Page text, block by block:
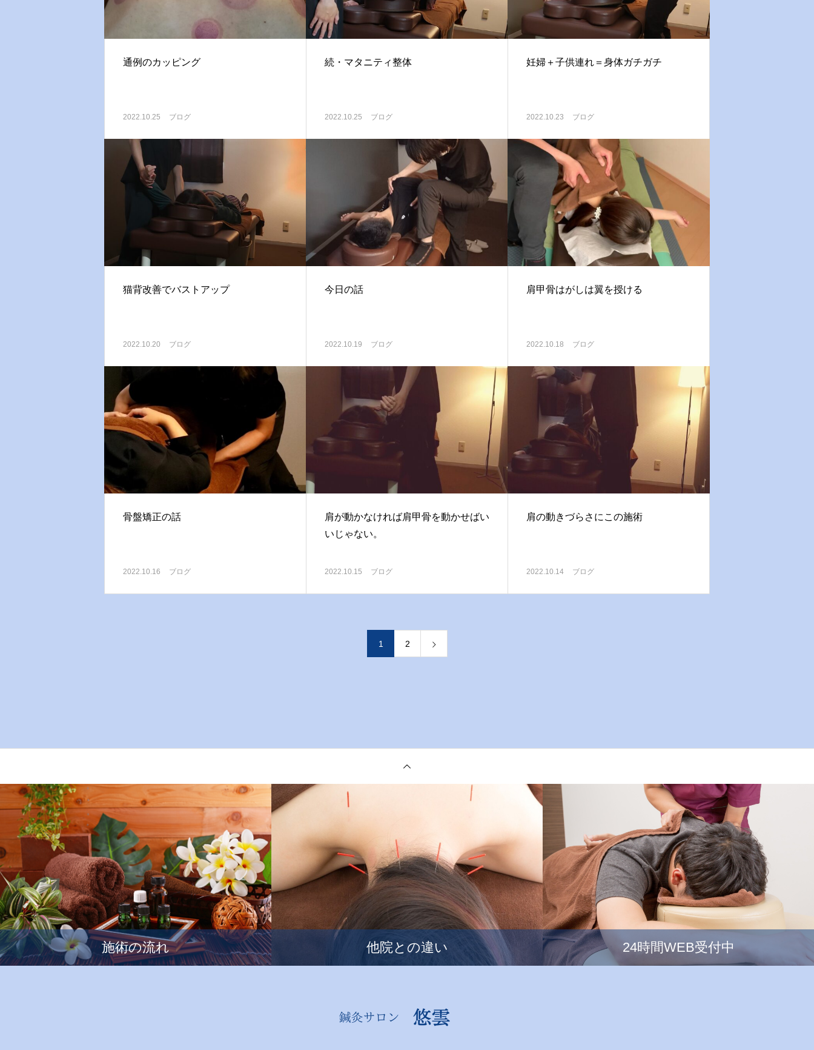
通例のカッピング
2022.10.25 ブログ
続・マタニティ整体
2022.10.25 ブログ
妊婦＋子供連れ＝身体ガチガチ
2022.10.23 ブログ
猫背改善でバストアップ
2022.10.20 ブログ
今日の話
2022.10.19 ブログ
肩甲骨はがしは翼を授ける
2022.10.18 ブログ
骨盤矯正の話
2022.10.16 ブログ
肩が動かなければ肩甲骨を動かせばい
いじゃない。
2022.10.15 ブログ
肩の動きづらさにこの施術
2022.10.14 ブログ
1 2
施術の流れ 他院との違い 24時間WEB受付中